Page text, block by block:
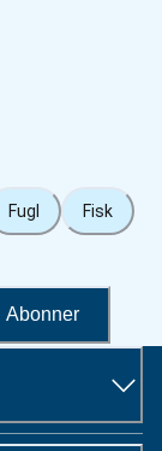
Fugl Fisk
Abonner